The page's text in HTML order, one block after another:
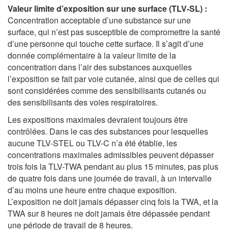
Valeur limite d’exposition sur une surface (TLV-SL) :
Concentration acceptable d’une substance sur une
surface, qui n’est pas susceptible de compromettre la santé
d’une personne qui touche cette surface. Il s’agit d’une
donnée complémentaire à la valeur limite de la
concentration dans l’air des substances auxquelles
l’exposition se fait par voie cutanée, ainsi que de celles qui
sont considérées comme des sensibilisants cutanés ou
des sensibilisants des voies respiratoires.
Les expositions maximales devraient toujours être
contrôlées. Dans le cas des substances pour lesquelles
aucune TLV-STEL ou TLV-C n’a été établie, les
concentrations maximales admissibles peuvent dépasser
trois fois la TLV-TWA pendant au plus 15 minutes, pas plus
de quatre fois dans une journée de travail, à un intervalle
d’au moins une heure entre chaque exposition.
L’exposition ne doit jamais dépasser cinq fois la TWA, et la
TWA sur 8 heures ne doit jamais être dépassée pendant
une période de travail de 8 heures.